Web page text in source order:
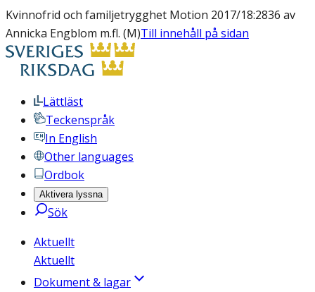
Kvinnofrid och familjetrygghet Motion 2017/18:2836 av
Annicka Engblom m.fl. (M)Till innehåll på sidan
Lättläst
Teckenspråk
In English
Other languages
Ordbok
Aktivera lyssna
Sök
Aktuellt
Aktuellt
Dokument & lagar